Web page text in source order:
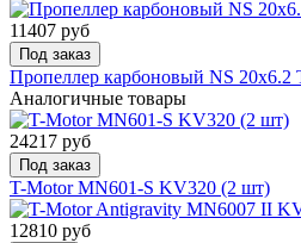
11407 руб
Под заказ
Пропеллер карбоновый NS 20x6.2
Аналогичные товары
24217 руб
Под заказ
T-Motor MN601-S KV320 (2 шт)
12810 руб